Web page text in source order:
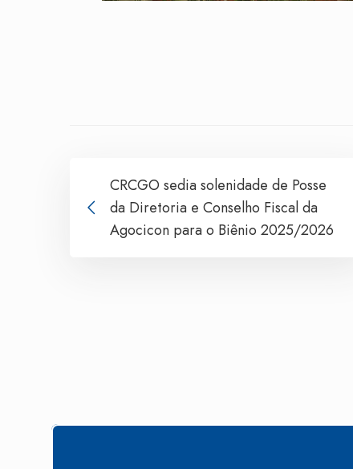
CRCGO sedia solenidade de Posse
da Diretoria e Conselho Fiscal da
Agocicon para o Biênio 2025/2026